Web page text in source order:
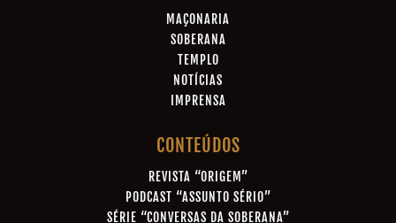
MAÇONARIA
SOBERANA
TEMPLO
NOTÍCIAS
IMPRENSA
CONTEÚDOS
REVISTA “ORIGEM”
PODCAST “ASSUNTO SÉRIO”
SÉRIE “CONVERSAS DA SOBERANA”